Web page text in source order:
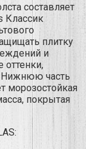
составляет
Классик
плитку
и
Нижнюю часть
морозостойкая
покрытая